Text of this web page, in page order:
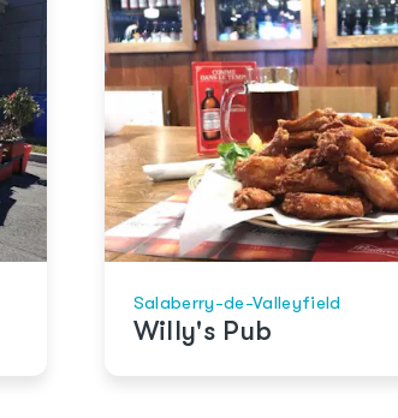
Salaberry-de-Valleyfield
Willy's Pub